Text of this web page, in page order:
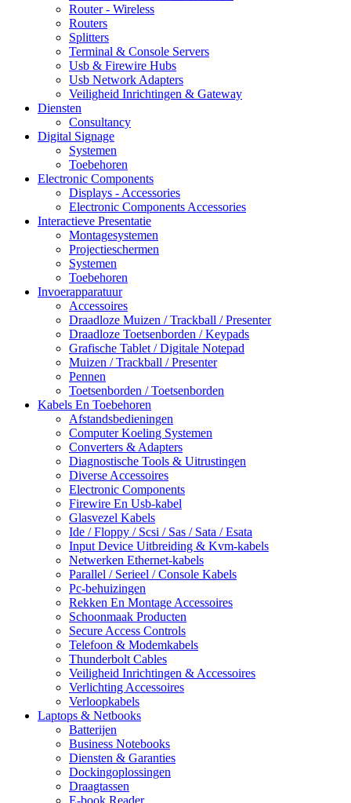
Router - Wireless
Routers
Splitters
Terminal & Console Servers
Usb & Firewire Hubs
Usb Network Adapters
Veiligheid Inrichtingen & Gateway
Diensten
Consultancy
Digital Signage
Systemen
Toebehoren
Electronic Components
Displays - Accessories
Electronic Components Accessories
Interactieve Presentatie
Montagesystemen
Projectieschermen
Systemen
Toebehoren
Invoerapparatuur
Accessoires
Draadloze Muizen / Trackball / Presenter
Draadloze Toetsenborden / Keypads
Grafische Tablet / Digitale Notepad
Muizen / Trackball / Presenter
Pennen
Toetsenborden / Toetsenborden
Kabels En Toebehoren
Afstandsbedieningen
Computer Koeling Systemen
Converters & Adapters
Diagnostische Tools & Uitrustingen
Diverse Accessoires
Electronic Components
Firewire En Usb-kabel
Glasvezel Kabels
Ide / Floppy / Scsi / Sas / Sata / Esata
Input Device Uitbreiding & Kvm-kabels
Netwerken Ethernet-kabels
Parallel / Serieel / Console Kabels
Pc-behuizingen
Rekken En Montage Accessoires
Schoonmaak Producten
Secure Access Controls
Telefoon & Modemkabels
Thunderbolt Cables
Veiligheid Inrichtingen & Accessoires
Verlichting Accessoires
Verloopkabels
Laptops & Netbooks
Batterijen
Business Notebooks
Diensten & Garanties
Dockingoplossingen
Draagtassen